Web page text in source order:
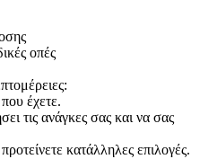
οπές
έχετε.
τις ανάγκες σας και να σας
κατάλληλες επιλογές.